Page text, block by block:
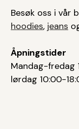
Besøk oss i vår
hoodies, jeans
Åpningstider
Mandag-fredag
lørdag 10:00-